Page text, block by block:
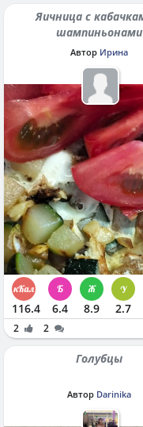
Яичница с кабачками и
шампиньонами
Автор Ирина
116.4 6.4 8.9 2.7
2 2
Голубцы
Автор Darinika